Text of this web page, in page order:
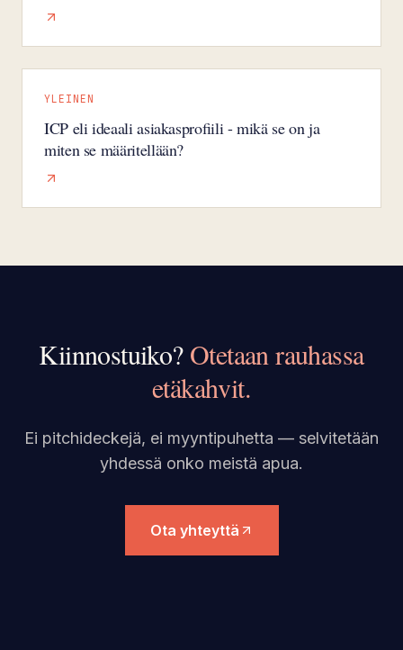
YLEINEN
ICP eli ideaali asiakasprofiili - mikä se on ja
miten se määritellään?
Kiinnostuiko? Otetaan rauhassa
etäkahvit.
Ei pitchideckejä, ei myyntipuhetta — selvitetään
yhdessä onko meistä apua.
Ota yhteyttä